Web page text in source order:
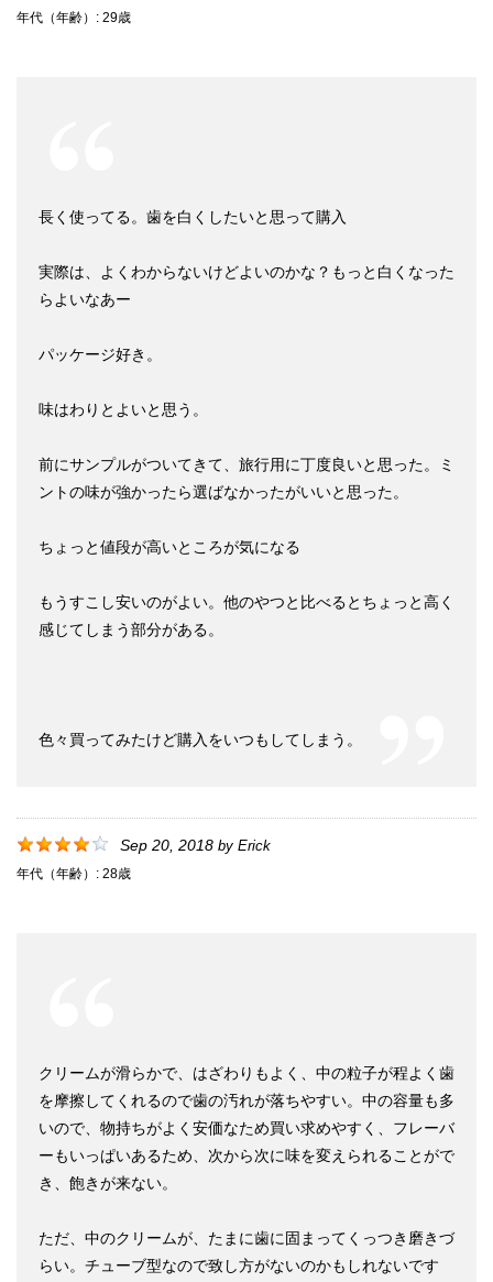
年代（年齢）: 29歳
長く使ってる。歯を白くしたいと思って購入
実際は、よくわからないけどよいのかな？もっと白くなった
らよいなあー
パッケージ好き。
味はわりとよいと思う。
前にサンプルがついてきて、旅行用に丁度良いと思った。ミ
ントの味が強かったら選ばなかったがいいと思った。
ちょっと値段が高いところが気になる
もうすこし安いのがよい。他のやつと比べるとちょっと高く
感じてしまう部分がある。
色々買ってみたけど購入をいつもしてしまう。
Sep 20, 2018 by Erick
年代（年齢）: 28歳
クリームが滑らかで、はざわりもよく、中の粒子が程よく歯
を摩擦してくれるので歯の汚れが落ちやすい。中の容量も多
いので、物持ちがよく安価なため買い求めやすく、フレーバ
ーもいっぱいあるため、次から次に味を変えられることがで
き、飽きが来ない。
ただ、中のクリームが、たまに歯に固まってくっつき磨きづ
らい。チューブ型なので致し方がないのかもしれないです